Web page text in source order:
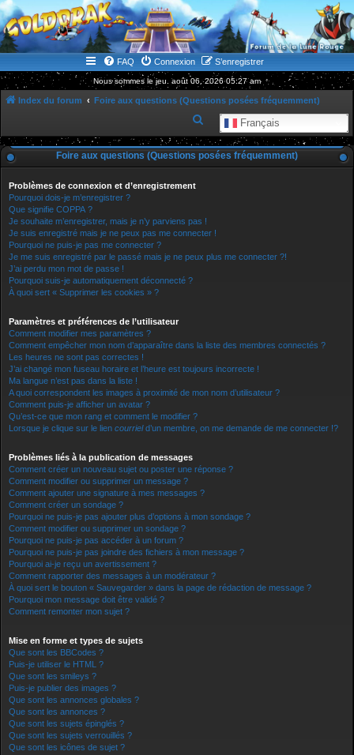
WWW.GOLDORAKGO.COM
le site de la Lune Rouge
FAQ Connexion S’enregistrer
Nous sommes le jeu. août 06, 2026 05:27 am
Index du forum Foire aux questions (Questions posées fréquemment)
Français
e
c
c
Foire aux questions (Questions posées fréquemment)
Problèmes de connexion et d’enregistrement
Pourquoi dois-je m’enregistrer ?
Que signifie COPPA ?
Je souhaite m’enregistrer, mais je n’y parviens pas !
Je suis enregistré mais je ne peux pas me connecter !
Pourquoi ne puis-je pas me connecter ?
Je me suis enregistré par le passé mais je ne peux plus me connecter ?!
J’ai perdu mon mot de passe !
Pourquoi suis-je automatiquement déconnecté ?
À quoi sert « Supprimer les cookies » ?
Paramètres et préférences de l’utilisateur
Comment modifier mes paramètres ?
Comment empêcher mon nom d’apparaître dans la liste des membres connectés ?
Les heures ne sont pas correctes !
J’ai changé mon fuseau horaire et l’heure est toujours incorrecte !
Ma langue n’est pas dans la liste !
A quoi correspondent les images à proximité de mon nom d’utilisateur ?
Comment puis-je afficher un avatar ?
Qu’est-ce que mon rang et comment le modifier ?
Lorsque je clique sur le lien courrield’un membre, on me demande de me connecter !?
Problèmes liés à la publication de messages
Comment créer un nouveau sujet ou poster une réponse ?
Comment modifier ou supprimer un message ?
Comment ajouter une signature à mes messages ?
Comment créer un sondage ?
Pourquoi ne puis-je pas ajouter plus d’options à mon sondage ?
Comment modifier ou supprimer un sondage ?
Pourquoi ne puis-je pas accéder à un forum ?
Pourquoi ne puis-je pas joindre des fichiers à mon message ?
Pourquoi ai-je reçu un avertissement ?
Comment rapporter des messages à un modérateur ?
À quoi sert le bouton « Sauvegarder » dans la page de rédaction de message ?
Pourquoi mon message doit être validé ?
Comment remonter mon sujet ?
Mise en forme et types de sujets
Que sont les BBCodes ?
Puis-je utiliser le HTML ?
Que sont les smileys ?
Puis-je publier des images ?
Que sont les annonces globales ?
Que sont les annonces ?
Que sont les sujets épinglés ?
Que sont les sujets verrouillés ?
Que sont les icônes de sujet ?